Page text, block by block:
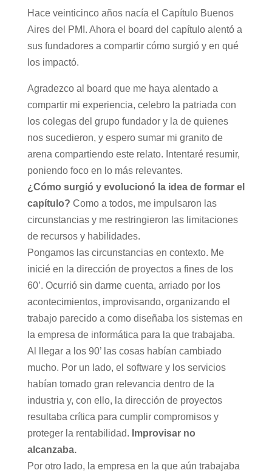
Hace veinticinco años nacía el Capítulo Buenos
Aires del PMI. Ahora el board del capítulo alentó a
sus fundadores a compartir cómo surgió y en qué
los impactó.
Agradezco al board que me haya alentado a
compartir mi experiencia, celebro la patriada con
los colegas del grupo fundador y la de quienes
nos sucedieron, y espero sumar mi granito de
arena compartiendo este relato. Intentaré resumir,
poniendo foco en lo más relevantes.
¿Cómo surgió y evolucionó la idea de formar el
capítulo? Como a todos, me impulsaron las
circunstancias y me restringieron las limitaciones
de recursos y habilidades.
Pongamos las circunstancias en contexto. Me
inicié en la dirección de proyectos a fines de los
60’. Ocurrió sin darme cuenta, arriado por los
acontecimientos, improvisando, organizando el
trabajo parecido a como diseñaba los sistemas en
la empresa de informática para la que trabajaba.
Al llegar a los 90’ las cosas habían cambiado
mucho. Por un lado, el software y los servicios
habían tomado gran relevancia dentro de la
industria y, con ello, la dirección de proyectos
resultaba crítica para cumplir compromisos y
proteger la rentabilidad. Improvisar no
alcanzaba.
Por otro lado, la empresa en la que aún trabajaba